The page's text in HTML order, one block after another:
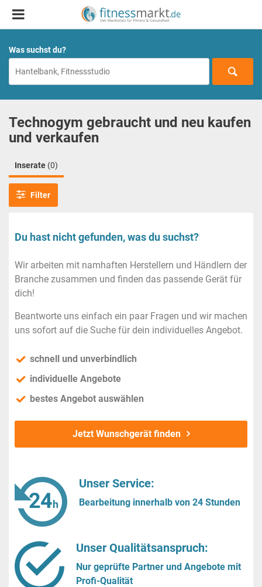
Was suchst du?
Technogym gebraucht und neu kaufen
und verkaufen
Inserate (0)
Filter
Du hast nicht gefunden, was du suchst?
Wir arbeiten mit namhaften Herstellern und Händlern der
Branche zusammen und finden das passende Gerät für
dich!
Beantworte uns einfach ein paar Fragen und wir machen
uns sofort auf die Suche für dein individuelles Angebot.
schnell und unverbindlich
individuelle Angebote
bestes Angebot auswählen
Jetzt Wunschgerät finden
Unser Service:
Bearbeitung innerhalb von 24 Stunden
Unser Qualitätsanspruch:
Nur geprüfte Partner und Angebote mit
Profi-Qualität